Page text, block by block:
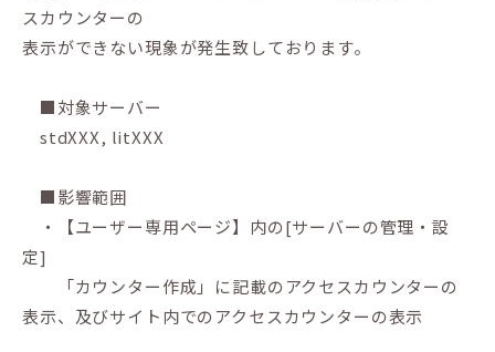
スカウンターの
表示ができない現象が発生致しております。
■対象サーバー
stdXXX, litXXX
■影響範囲
・【ユーザー専用ページ】内の[サーバーの管理・設
定]
「カウンター作成」に記載のアクセスカウンターの
表示、及びサイト内でのアクセスカウンターの表示